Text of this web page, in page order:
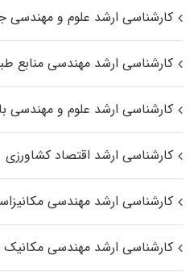
کارشناسی ارشد علوم و مهندسی
کارشناسی ارشد مهندسی منابع
کارشناسی ارشد علوم و مهندسی
کارشناسی ارشد اقتصاد کشاورزی
کارشناسی ارشد مهندسی
کارشناسی ارشد مهندسی مکانیک